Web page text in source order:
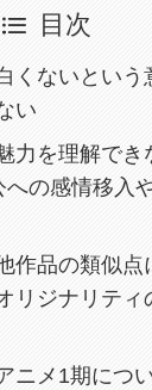
目次
くないという
い
力を理解でき
への感情移入
作品の類似
リジナリティ
ニメ1期につ